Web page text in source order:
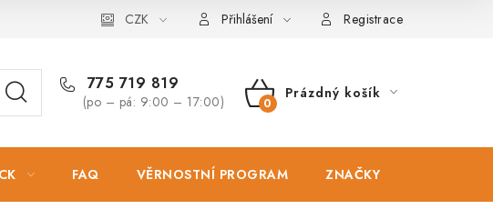
ochrany osobních údajů Zásady použivání souboru cookies
CZK Přihlášení Registrace
775 719 819
(po – pá: 9:00 – 17:00)
NÁKUPNÍ
Prázdný košík
FAQ VĚRNOSTNÍ PROGRAM ZNAČKY